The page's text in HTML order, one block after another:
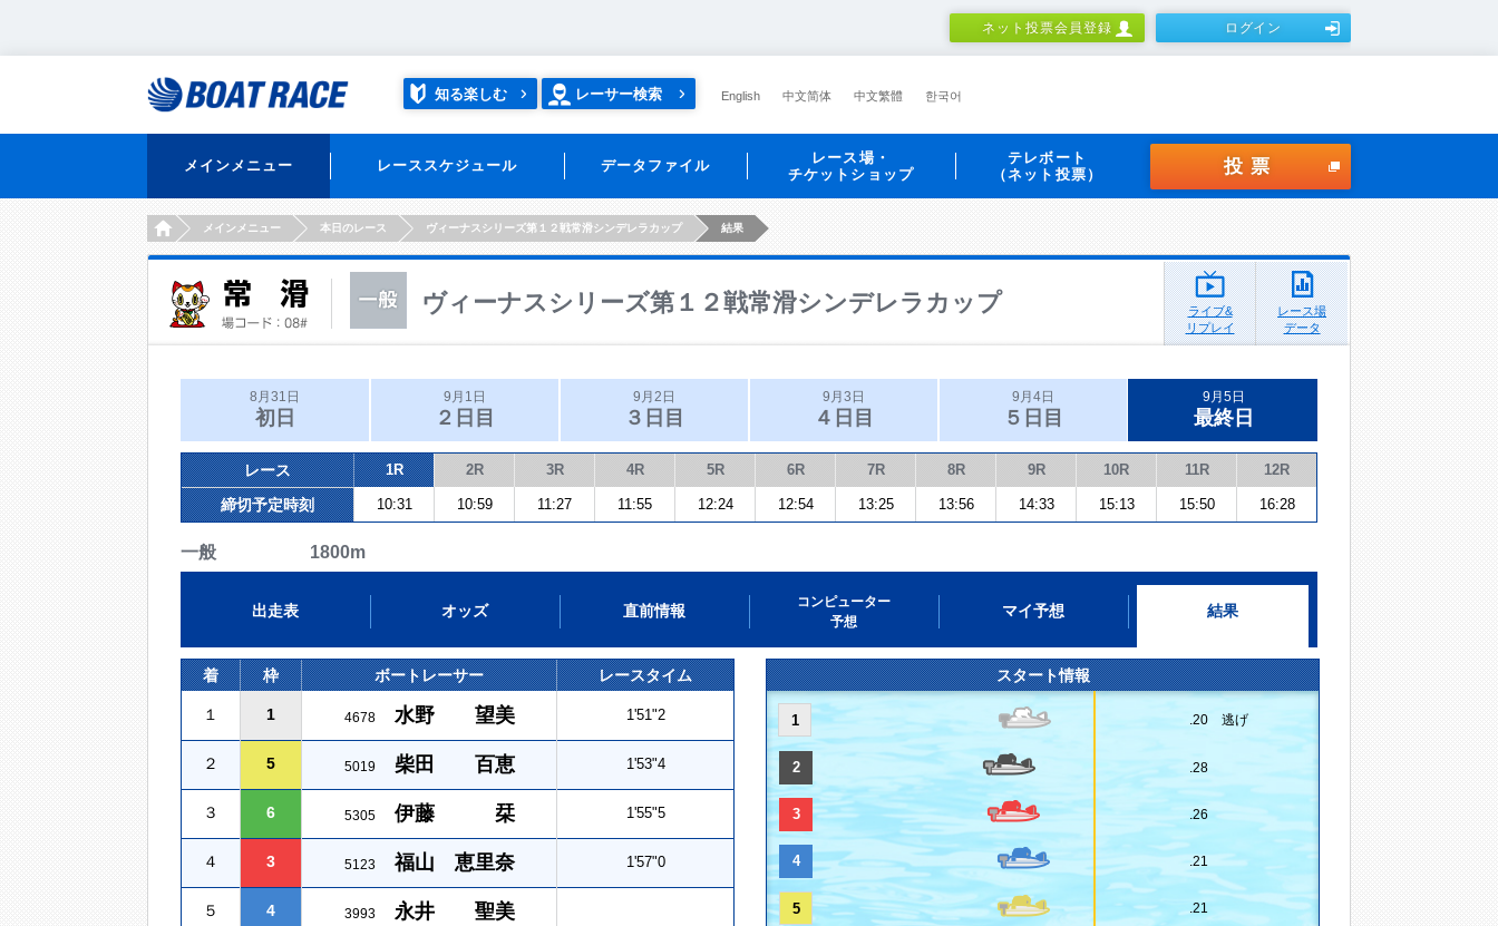
ネット投票会員登録 ログイン
知る楽しむ レーサー検索 English 中文简体 中文繁體 한국어
メインメニュー レーススケジュール データファイル
レース場・
チケットショップ
テレボート
（ネット投票）
投票
HOMEメインメニュー 本日のレース ヴィーナスシリーズ第１２戦常滑シンデレラカップ 結果
ヴィーナスシリーズ第１２戦常滑シンデレラカップ
ライブ&
リプレイ
レース場
データ
8月31日
初日
9月1日
２日目
9月2日
３日目
9月3日
４日目
9月4日
５日目
9月5日
最終日
レース 1R 2R 3R 4R 5R 6R 7R 8R 9R 10R 11R 12R
締切予定時刻 10:31 10:59 11:27 11:55 12:24 12:54 13:25 13:56 14:33 15:13 15:50 16:28
一般 1800m
出走表 オッズ 直前情報
コンピューター
予想
マイ予想 結果
着 枠 ボートレーサー レースタイム
１ 1 4678 水野 望美 1'51"2
２ 5 5019 柴田 百恵 1'53"4
３ 6 5305 伊藤 栞 1'55"5
４ 3 5123 福山 恵里奈 1'57"0
５ 4 3993 永井 聖美
スタート情報
1 .20 逃げ
2 .28
3 .26
4 .21
5 .21